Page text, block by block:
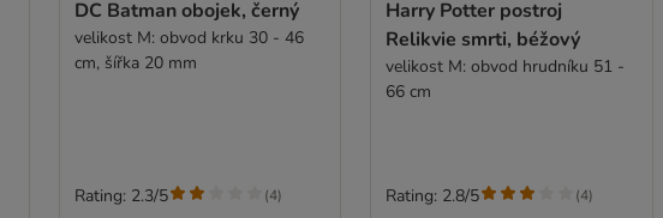
DC Batman obojek, černý
velikost M: obvod krku 30 - 46
cm, šířka 20 mm
Rating: 2.3/5 (4)
Harry Potter postroj
Relikvie smrti, béžový
velikost M: obvod hrudníku 51 -
66 cm
Rating: 2.8/5 (4)